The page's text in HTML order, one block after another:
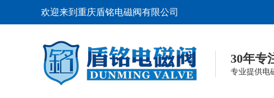
欢迎来到重庆盾铭电磁阀有限公司
30年专
专业提供电